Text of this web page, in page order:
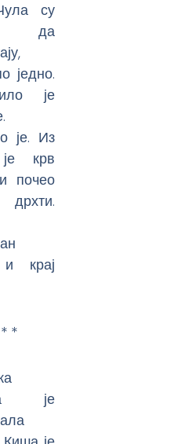
су
да
једно.
је
је. Из
крв
почео
крај
*
је